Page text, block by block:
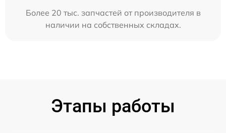
Более 20 тыс. запчастей от производителя в
наличии на собственных складах.
Этапы работы